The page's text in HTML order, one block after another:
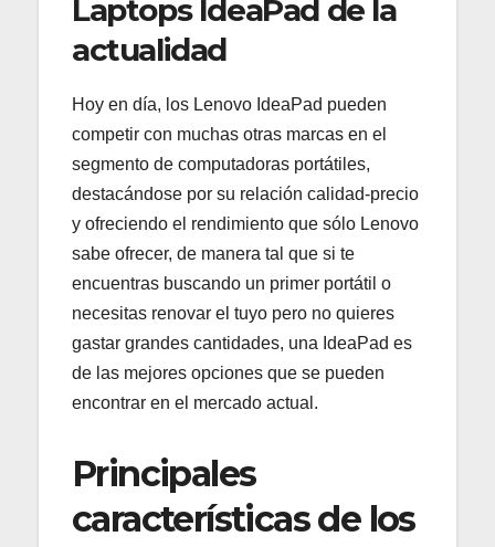
Laptops IdeaPad de la
actualidad
Hoy en día, los Lenovo IdeaPad pueden
competir con muchas otras marcas en el
segmento de computadoras portátiles,
destacándose por su relación calidad-precio
y ofreciendo el rendimiento que sólo Lenovo
sabe ofrecer, de manera tal que si te
encuentras buscando un primer portátil o
necesitas renovar el tuyo pero no quieres
gastar grandes cantidades, una IdeaPad es
de las mejores opciones que se pueden
encontrar en el mercado actual.
Principales
características de los